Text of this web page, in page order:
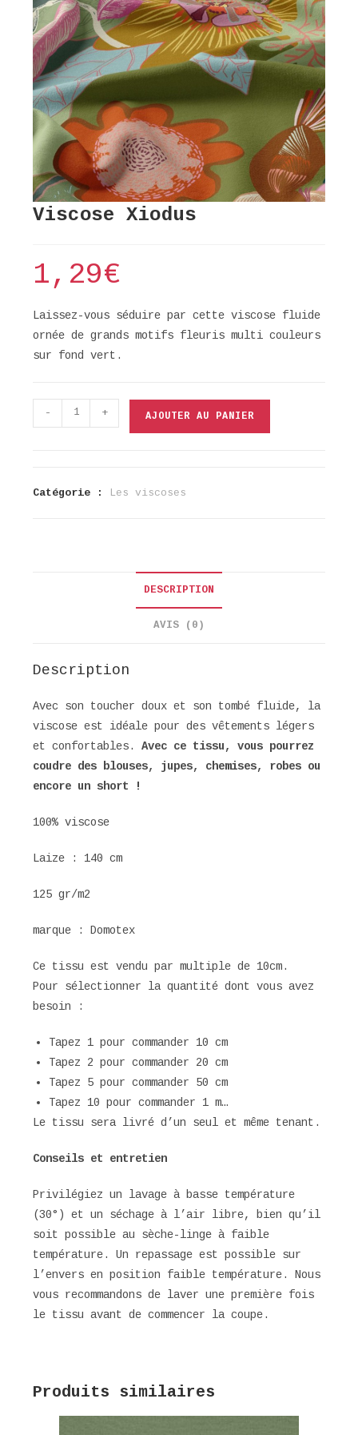
Viscose Xiodus
1,29€
Laissez-vous séduire par cette viscose fluide
ornée de grands motifs fleuris multi couleurs
sur fond vert.
quantité
de
- + AJOUTER AU PANIER
Catégorie : Les viscoses
DESCRIPTION
AVIS (0)
Description
Avec son toucher doux et son tombé fluide, la
viscose est idéale pour des vêtements légers
et confortables.
Avec ce tissu, vous pourrez
coudre des blouses, jupes, chemises, robes ou
encore un short !
100% viscose
Laize : 140 cm
125 gr/m2
marque : Domotex
Ce tissu est vendu par multiple de 10cm.
Pour sélectionner la quantité dont vous avez
besoin :
Tapez 1 pour commander 10 cm
Tapez 2 pour commander 20 cm
Tapez 5 pour commander 50 cm
Tapez 10 pour commander 1 m…
Le tissu sera livré d’un seul et même tenant.
Conseils et entretien
Privilégiez un lavage à basse température
(30°) et un séchage à l’air libre, bien qu’il
soit possible au sèche-linge à faible
température. Un repassage est possible sur
l’envers en position faible température. Nous
vous recommandons de laver une première fois
le tissu avant de commencer la coupe.
Produits similaires